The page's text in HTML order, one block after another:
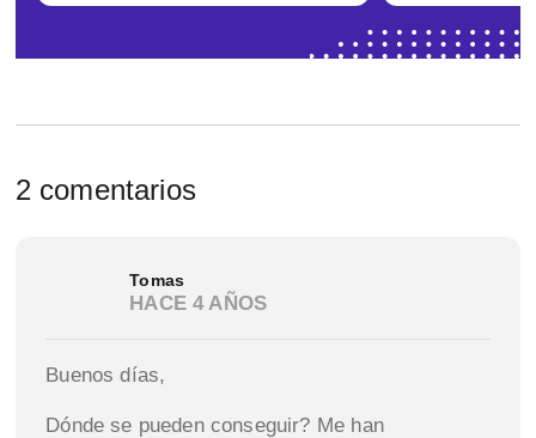
2 comentarios
Tomas
HACE 4 AÑOS
Buenos días,
Dónde se pueden conseguir? Me han